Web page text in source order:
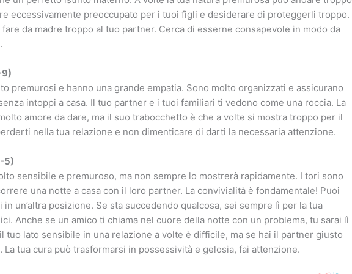
eccessivamente preoccupato per i tuoi figli e desiderare di proteggerli troppo.
da madre troppo al tuo partner. Cerca di esserne consapevole in modo da
premurosi e hanno una grande empatia. Sono molto organizzati e assicurano
intoppi a casa. Il tuo partner e i tuoi familiari ti vedono come una roccia. La
amore da dare, ma il suo trabocchetto è che a volte si mostra troppo per il
nella tua relazione e non dimenticare di darti la necessaria attenzione.
5)
sensibile e premuroso, ma non sempre lo mostrerà rapidamente. I tori sono
una notte a casa con il loro partner. La convivialità è fondamentale! Puoi
un’altra posizione. Se sta succedendo qualcosa, sei sempre lì per la tua
Anche se un amico ti chiama nel cuore della notte con un problema, tu sarai lì
tuo lato sensibile in una relazione a volte è difficile, ma se hai il partner giusto
La tua cura può trasformarsi in possessività e gelosia, fai attenzione.